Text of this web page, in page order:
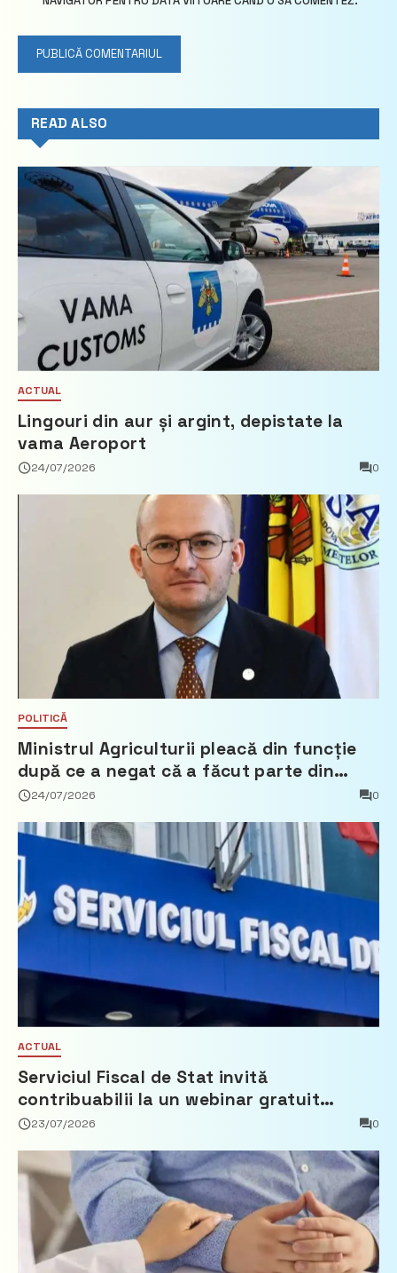
READ ALSO
ACTUAL
Lingouri din aur și argint, depistate la
vama Aeroport
24/07/2026 0
POLITICĂ
Ministrul Agriculturii pleacă din funcție
după ce a negat că a făcut parte din
Partidul Democrat
24/07/2026 0
ACTUAL
Serviciul Fiscal de Stat invită
contribuabilii la un webinar gratuit
privind calculul impozitului pe bunurile
23/07/2026 0